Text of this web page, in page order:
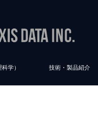
学） 技術・製品紹介